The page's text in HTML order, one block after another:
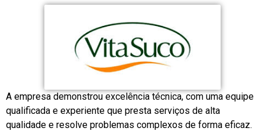
A empresa demonstrou excelência técnica, com uma equipe
qualificada e experiente que presta serviços de alta
qualidade e resolve problemas complexos de forma eficaz.